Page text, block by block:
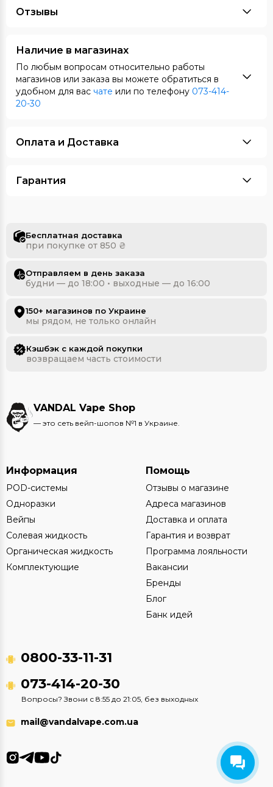
Отзывы
Наличие в магазинах
По любым вопросам относительно работы
магазинов или заказа вы можете обратиться в
удобном для вас чате или по телефону 073-414-
20-30
Оплата и Доставка
Гарантия
Бесплатная доставка
при покупке от 850 ₴
Отправляем в день заказа
будни — до 18:00 • выходные — до 16:00
150+ магазинов по Украине
мы рядом, не только онлайн
Кэшбэк с каждой покупки
возвращаем часть стоимости
VANDAL Vape Shop
— это сеть вейп-шопов №1 в Украине.
Информация
POD-системы
Одноразки
Вейпы
Солевая жидкость
Органическая жидкость
Комплектующие
Помощь
Отзывы о магазине
Адреса магазинов
Доставка и оплата
Гарантия и возврат
Программа лояльности
Вакансии
Бренды
Блог
Банк идей
0800-33-11-31
073-414-20-30
Вопросы? Звони с 8:55 до 21:05, без выходных
mail@vandalvape.com.ua